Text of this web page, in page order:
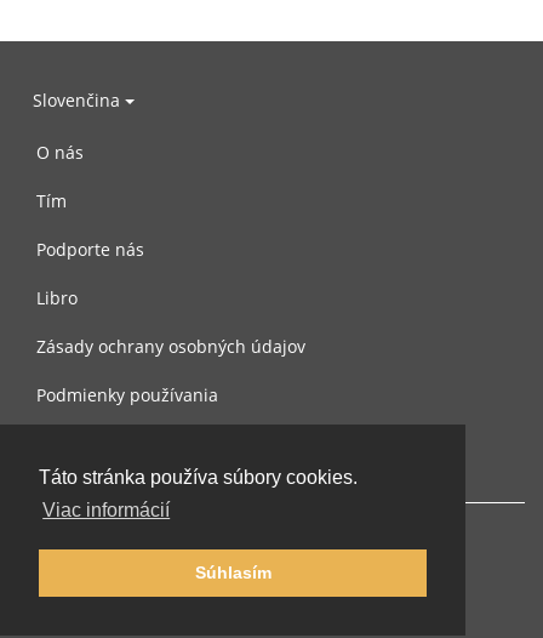
Táto stránka používa súbory cookies.
Viac informácií
Súhlasím
Slovenčina
O nás
Tím
Podporte nás
Libro
Zásady ochrany osobných údajov
Podmienky používania
© 2002-2026 lernu.net |Impressum